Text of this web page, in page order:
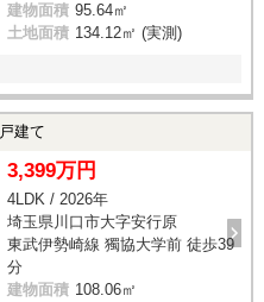
建物面積 95.64㎡
土地面積 134.12㎡ (実測)
建て
3,399万円
4LDK / 2026年
埼玉県川口市大字安行原
東武伊勢崎線 獨協大学前 徒歩39
分
建物面積 108.06㎡